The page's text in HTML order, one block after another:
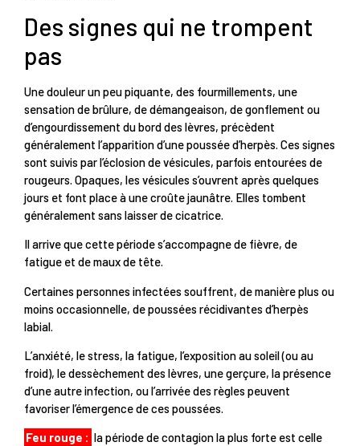
Des signes qui ne trompent
pas
Une douleur un peu piquante, des fourmillements, une
sensation de brûlure, de démangeaison, de gonflement ou
d’engourdissement du bord des lèvres, précèdent
généralement l’apparition d’une poussée d’herpès. Ces signes
sont suivis par l’éclosion de vésicules, parfois entourées de
rougeurs. Opaques, les vésicules s’ouvrent après quelques
jours et font place à une croûte jaunâtre. Elles tombent
généralement sans laisser de cicatrice.
Il arrive que cette période s’accompagne de fièvre, de
fatigue et de maux de tête.
Certaines personnes infectées souffrent, de manière plus ou
moins occasionnelle, de poussées récidivantes d’herpès
labial.
L’anxiété, le stress, la fatigue, l’exposition au soleil (ou au
froid), le dessèchement des lèvres, une gerçure, la présence
d’une autre infection, ou l’arrivée des règles peuvent
favoriser l’émergence de ces poussées.
Feu rouge : la période de contagion la plus forte est celle